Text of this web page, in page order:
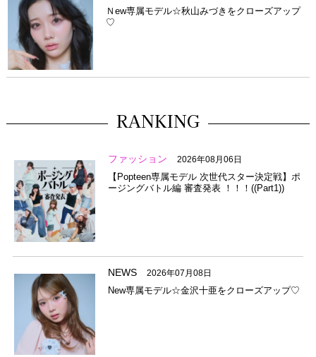
Ｎew専属モデル☆秋山みづきをクローズアップ
♡
RANKING
ファッション 2026年08月06日
【Popteen専属モデル 次世代スター決定戦】ポ
ージングバトル編 審査発表 ！！！((Part1))
NEWS 2026年07月08日
New専属モデル☆金沢十亜をクローズアップ♡